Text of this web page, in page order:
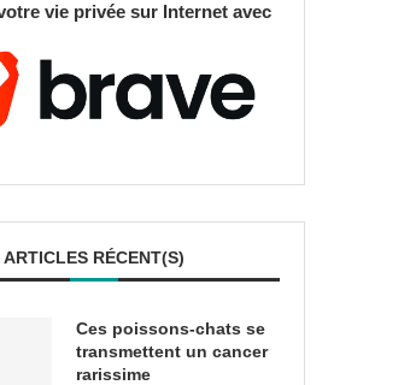
vie privée sur Internet avec
ARTICLES RÉCENT(S)
Ces poissons-chats se
transmettent un cancer
rarissime